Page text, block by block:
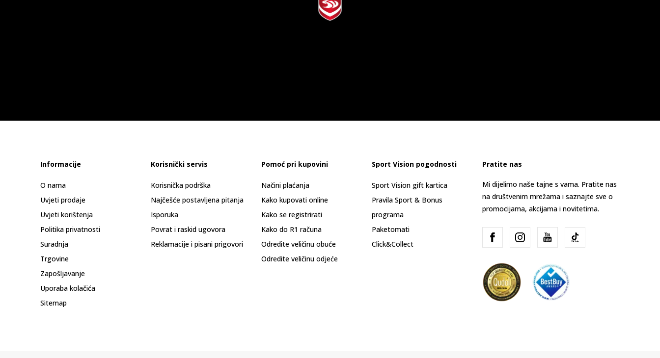
Informacije
O nama
Uvjeti prodaje
Uvjeti korištenja
Politika privatnosti
Suradnja
Trgovine
Zapošljavanje
Uporaba kolačića
Sitemap
Korisnički servis
Korisnička podrška
Najčešće postavljena pitanja
Isporuka
Povrat i raskid ugovora
Reklamacije i pisani prigovori
Pomoć pri kupovini
Načini plaćanja
Kako kupovati online
Kako se registrirati
Kako do R1 računa
Odredite veličinu obuće
Odredite veličinu odjeće
Sport Vision pogodnosti
Sport Vision gift kartica
Pravila Sport & Bonus
programa
Paketomati
Click&Collect
Pratite nas
Mi dijelimo naše tajne s vama. Pratite nas
na društvenim mrežama i saznajte sve o
promocijama, akcijama i novitetima.